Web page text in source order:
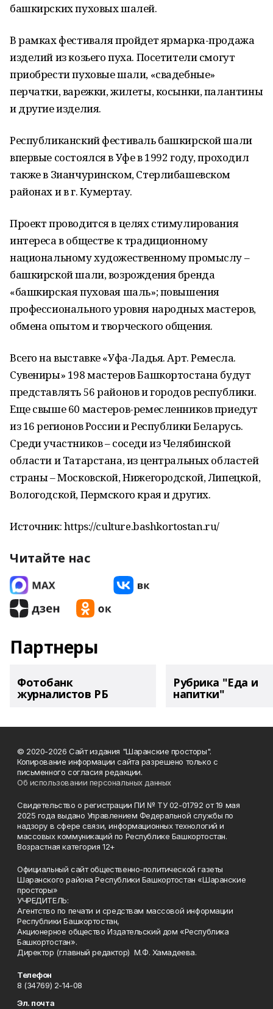
башкирских пуховых шалей.
В рамках фестиваля пройдет ярмарка-продажа
изделий из козьего пуха. Посетители смогут
приобрести пуховые шали, «свадебные»
перчатки, варежки, жилеты, косынки, палантины
и другие изделия.
Республиканский фестиваль башкирской шали
впервые состоялся в Уфе в 1992 году, проходил
также в Зианчуринском, Стерлибашевском
районах и в г. Кумертау.
Проект проводится в целях стимулирования
интереса в обществе к традиционному
национальному художественному промыслу –
башкирской шали, возрождения бренда
«башкирская пуховая шаль»; повышения
профессионального уровня народных мастеров,
обмена опытом и творческого общения.
Всего на выставке «Уфа-Ладья. Арт. Ремесла.
Сувениры» 198 мастеров Башкортостана будут
представлять 56 районов и городов республики.
Еще свыше 60 мастеров-ремесленников приедут
из 16 регионов России и Республики Беларусь.
Среди участников – соседи из Челябинской
области и Татарстана, из центральных областей
страны – Московской, Нижегородской, Липецкой,
Вологодской, Пермского края и других.
Источник: https://culture.bashkortostan.ru/
Читайте нас
Партнеры
Фотобанк
журналистов РБ
Рубрика "Еда и
напитки"
© 2020-2026 Сайт издания "Шаранские просторы".
Копирование информации сайта разрешено только с
письменного согласия редакции.
Об использовании персональных данных
Свидетельство о регистрации ПИ № ТУ 02-01792 от 19 мая
2025 года выдано Управлением Федеральной службы по
надзору в сфере связи, информационных технологий и
массовых коммуникаций по Республике Башкортостан.
Возрастная категория 12+
Официальный сайт общественно-политической газеты
Шаранского района Республики Башкортостан «Шаранские
просторы»
УЧРЕДИТЕЛЬ:
Агентство по печати и средствам массовой информации
Республики Башкортостан,
Акционерное общество Издательский дом «Республика
Башкортостан».
Директор (главный редактор) М.Ф. Хамадеева.
Телефон
8 (34769) 2-14-08
Эл. почта